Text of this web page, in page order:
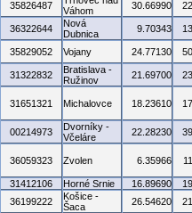
35826487
Váhom
30.66990
36322644
Nová
Dubnica
9.70343
35829052 Vojany 24.77130
31322832
Bratislava -
Ružinov
21.69700
31651321 Michalovce 18.23610
00214973
Dvorníky -
Včeláre
22.28230
36059323 Zvolen 6.35966
31412106 Horné Srnie 16.89690
36199222
Košice -
Šaca
26.54620